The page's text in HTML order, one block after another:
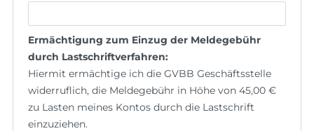
Ermächtigung zum Einzug der Meldegebühr
durch Lastschriftverfahren:
Hiermit ermächtige ich die GVBB Geschäftsstelle
widerruflich, die Meldegebühr in Höhe von 45,00 €
zu Lasten meines Kontos durch die Lastschrift
einzuziehen.